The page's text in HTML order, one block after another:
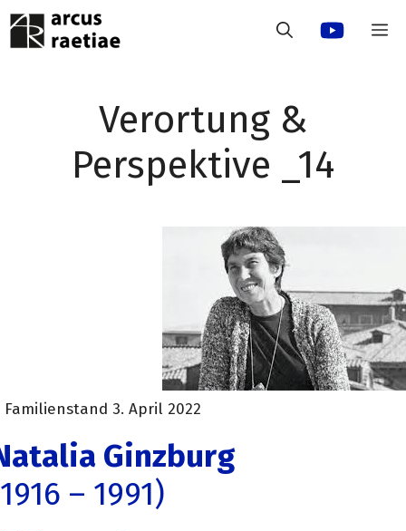
Vai
al
Verortung &
Perspektive _14
Familienstand 3. April 2022
Ginzburg
– 1991)